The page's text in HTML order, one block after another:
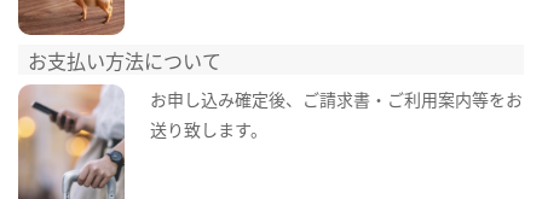
お支払い方法について
お申し込み確定後、ご請求書・ご利用案内等をお
送り致します。